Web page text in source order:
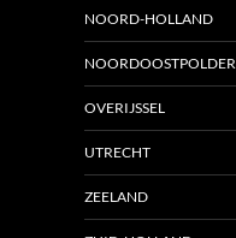
NOORD-HOLLAND
NOORDOOSTPOLDER
OVERIJSSEL
UTRECHT
ZEELAND